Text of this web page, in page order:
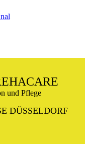
und Pflege
DÜSSELDORF